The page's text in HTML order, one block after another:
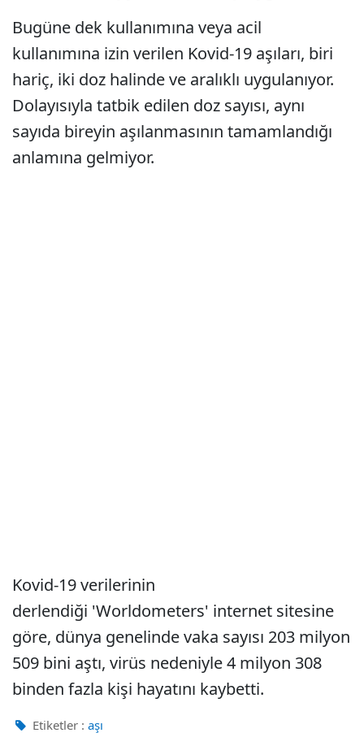
Bugüne dek kullanımına veya acil
kullanımına izin verilen Kovid-19 aşıları, biri
hariç, iki doz halinde ve aralıklı uygulanıyor.
Dolayısıyla tatbik edilen doz sayısı, aynı
sayıda bireyin aşılanmasının tamamlandığı
anlamına gelmiyor.
Kovid-19 verilerinin
derlendiği 'Worldometers' internet sitesine
göre, dünya genelinde vaka sayısı 203 milyon
509 bini aştı, virüs nedeniyle 4 milyon 308
binden fazla kişi hayatını kaybetti.
Etiketler : aşı